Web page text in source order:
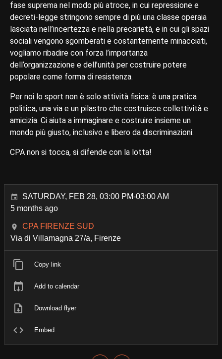
fase suprema nel modo più atroce, in cui repressione e
decreti-legge stringono sempre di più una classe operaia
lasciata nell’incertezza e nella precarietà, e in cui gli spazi
sociali vengono sgomberati e costantemente minacciati,
vogliamo ribadire con forza l’importanza
dell’organizzazione e dell’unità per costruire potere
popolare come forma di resistenza.
Per noi lo sport non è solo attività fisica: è una pratica
politica, una via e un pilastro che costruisce collettività e
amicizia. Ci aiuta a immaginare e costruire insieme un
mondo più giusto, inclusivo e libero da discriminazioni.
CPA non si tocca, si difende con la lotta!
SATURDAY, FEB 28, 03:00 PM-03:00 AM
5 months ago
CPA FIRENZE SUD
Via di Villamagna 27/a, Firenze
Copy link
Add to calendar
Download flyer
Embed